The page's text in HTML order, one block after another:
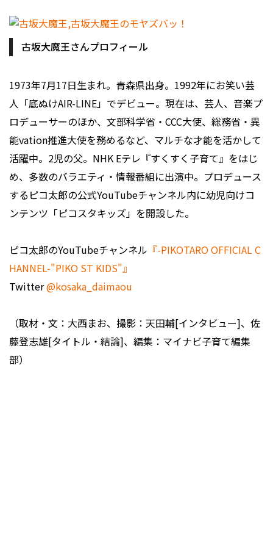
古坂大魔王さんプロフィール
1973年7月17日生まれ。青森県出身。1992年にお笑い芸
人「底ぬけAIR-LINE」でデビュー。現在は、芸人、音楽プ
ロデューサーのほか、文部科学省・CCC大使、総務省・異
能vation推進大使を務めるなど、マルチな才能を活かして
活躍中。2児の父。NHK Eテレ『すくすく子育て』をはじ
め、多数のバラエティ・情報番組に出演中。プロデュース
するピコ太郎の公式YouTubeチャンネル内に幼児向けコ
ンテンツ「ピコスタキッズ」を開設した。
ピコ太郎のYouTubeチャンネル 『-PIKOTARO OFFICIAL C
HANNEL-"PIKO ST KIDS"』
Twitter@kosaka_daimaou
（取材・文：大西まお、撮影：天田輔[インタビュー]、佐
藤登志雄[タイトル・結論]、編集：マイナビ子育て編集
部）